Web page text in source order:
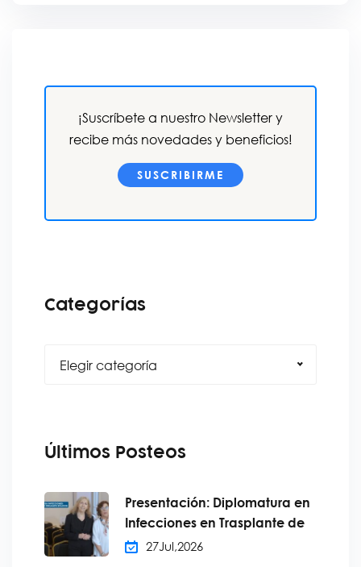
¡Suscríbete a nuestro Newsletter y
recibe más novedades y beneficios!
SUSCRIBIRME
Categorías
Elegir categoría
Últimos Posteos
Presentación: Diplomatura en
Infecciones en Trasplante de
27Jul,2026